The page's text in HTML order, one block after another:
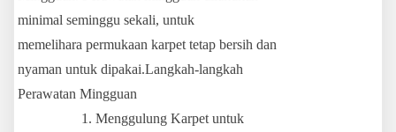
minimal seminggu sekali, untuk
memelihara permukaan karpet tetap bersih dan
nyaman untuk dipakai.Langkah-langkah
Perawatan Mingguan
Menggulung Karpet untuk